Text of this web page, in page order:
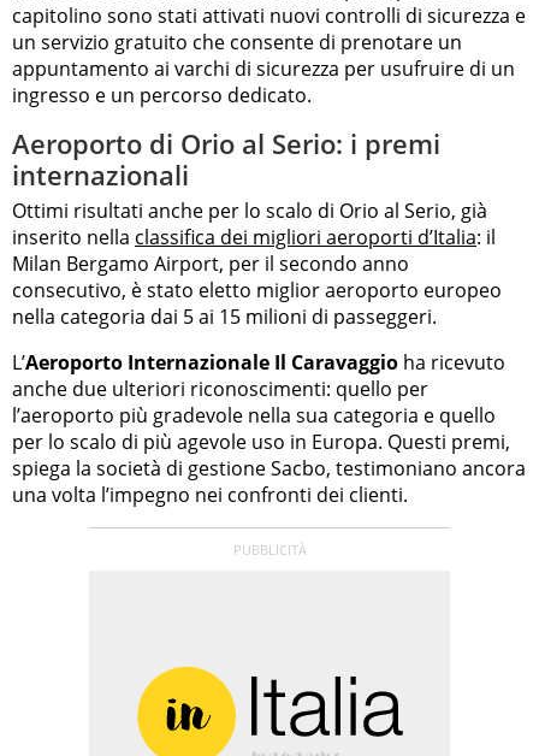
capitolino sono stati attivati nuovi controlli di sicurezza e
un servizio gratuito che consente di prenotare un
appuntamento ai varchi di sicurezza per usufruire di un
ingresso e un percorso dedicato.
Aeroporto di Orio al Serio: i premi
internazionali
Ottimi risultati anche per lo scalo di Orio al Serio, già
inserito nella classifica dei migliori aeroporti d’Italia: il
Milan Bergamo Airport, per il secondo anno
consecutivo, è stato eletto miglior aeroporto europeo
nella categoria dai 5 ai 15 milioni di passeggeri.
L’Aeroporto Internazionale Il Caravaggio ha ricevuto
anche due ulteriori riconoscimenti: quello per
l’aeroporto più gradevole nella sua categoria e quello
per lo scalo di più agevole uso in Europa. Questi premi,
spiega la società di gestione Sacbo, testimoniano ancora
una volta l’impegno nei confronti dei clienti.